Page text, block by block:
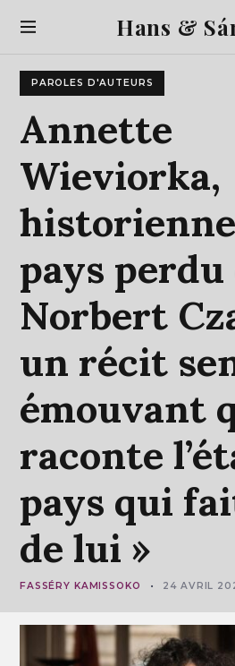
Hans &
PAROLES D'AUTEURS
Annette
Wieviorka,
historienne
pays perdu
Norbert
un récit
émouvant
raconte
pays qui
de lui »
FASSÉRY KAMISSOKO 24 AVRIL